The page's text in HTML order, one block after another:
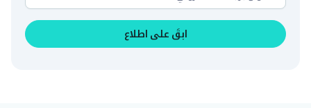
ابقَ على اطلاع